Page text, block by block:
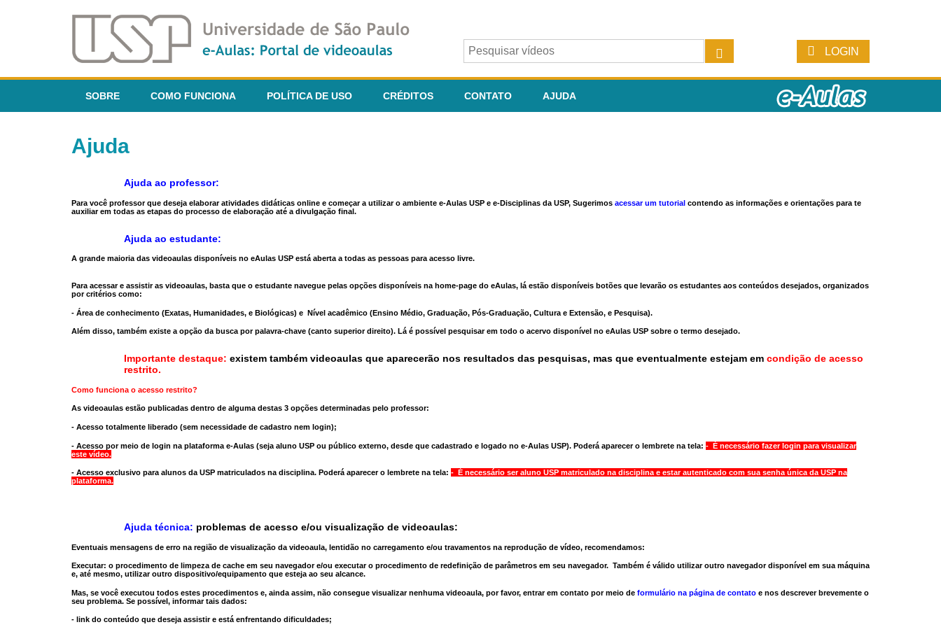
LOGIN
SOBRE COMO FUNCIONA POLÍTICA DE USO CRÉDITOS CONTATO AJUDA
Ajuda
Ajuda ao professor:
Para você professor que deseja elaborar atividades didáticas online e começar a utilizar o ambiente e-Aulas USP e e-Disciplinas da USP, Sugerimos acessar um tutorial contendo as informações e orientações para te
auxiliar em todas as etapas do processo de elaboração até a divulgação final.
Ajuda ao estudante:
A grande maioria das videoaulas disponíveis no eAulas USP está aberta a todas as pessoas para acesso livre.
Para acessar e assistir as videoaulas, basta que o estudante navegue pelas opções disponíveis na home-page do eAulas, lá estão disponíveis botões que levarão os estudantes aos conteúdos desejados, organizados
por critérios como:
- Área de conhecimento (Exatas, Humanidades, e Biológicas) e Nível acadêmico (Ensino Médio, Graduação, Pós-Graduação, Cultura e Extensão, e Pesquisa).
Além disso, também existe a opção da busca por palavra-chave (canto superior direito). Lá é possível pesquisar em todo o acervo disponível no eAulas USP sobre o termo desejado.
Importante destaque: existem também videoaulas que aparecerão nos resultados das pesquisas, mas que eventualmente estejam em condição de acesso
restrito.
Como funciona o acesso restrito?
As videoaulas estão publicadas dentro de alguma destas 3 opções determinadas pelo professor:
- Acesso totalmente liberado (sem necessidade de cadastro nem login);
- Acesso por meio de login na plataforma e-Aulas (seja aluno USP ou público externo, desde que cadastrado e logado no e-Aulas USP). Poderá aparecer o lembrete na tela: - É necessário fazer login para visualizar
este vídeo.
- Acesso exclusivo para alunos da USP matriculados na disciplina. Poderá aparecer o lembrete na tela: - É necessário ser aluno USP matriculado na disciplina e estar autenticado com sua senha única da USP na
plataforma.
Ajuda técnica: problemas de acesso e/ou visualização de videoaulas:
Eventuais mensagens de erro na região de visualização da videoaula, lentidão no carregamento e/ou travamentos na reprodução de vídeo, recomendamos:
Executar: o procedimento de limpeza de cache em seu navegador e/ou executar o procedimento de redefinição de parâmetros em seu navegador. Também é válido utilizar outro navegadordisponível em sua máquina
e, até mesmo, utilizar outro dispositivo/equipamento que esteja ao seu alcance.
Mas, se você executou todos estes procedimentos e, ainda assim, não consegue visualizar nenhuma videoaula, por favor, entrar em contato por meio de formulário na página de contato e nos descrever brevemente o
seu problema. Se possível, informar tais dados:
- link do conteúdo que deseja assistir e está enfrentando dificuldades;